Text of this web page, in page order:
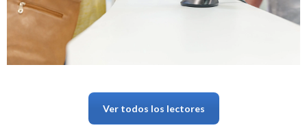
Ver todos los lectores